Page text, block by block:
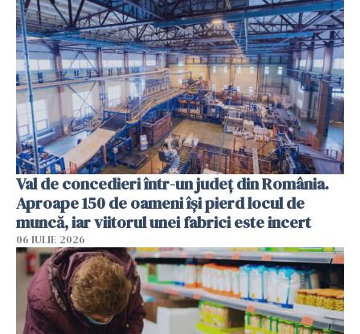
Val de concedieri într-un județ din România.
Aproape 150 de oameni își pierd locul de
muncă, iar viitorul unei fabrici este incert
06 IULIE 2026